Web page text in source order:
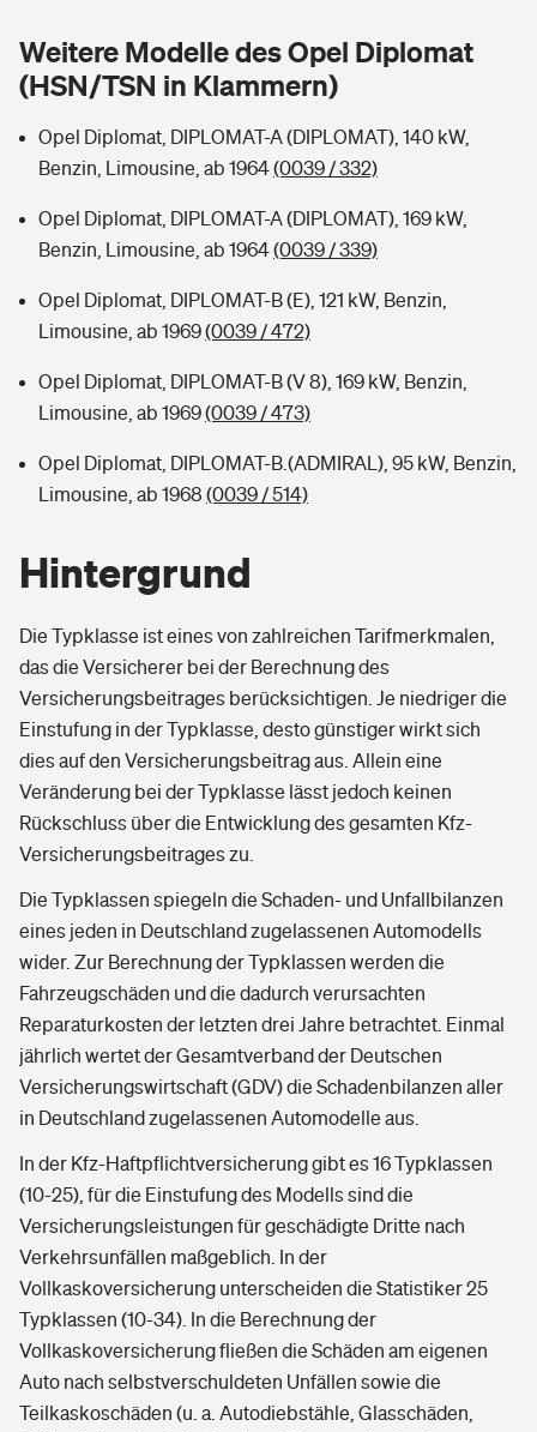
Wer versichert was: Jetzt Versicherer finden
Sie haben Fragen?
Musikinstrumentenversicherung
Zur Übersicht
Tools
Kinderunfall-Check: Mehr Sicherheit für deine Kids
Sie haben Fragen?
Weitere Modelle des Opel Diplomat
(HSN/TSN in Klammern)
Opel Diplomat, DIPLOMAT-A (DIPLOMAT), 140 kW,
Benzin, Limousine, ab 1964(0039 / 332)
Opel Diplomat, DIPLOMAT-A (DIPLOMAT), 169 kW,
Benzin, Limousine, ab 1964(0039 / 339)
Opel Diplomat, DIPLOMAT-B (E), 121 kW, Benzin,
Limousine, ab 1969(0039 / 472)
Opel Diplomat, DIPLOMAT-B (V 8), 169 kW, Benzin,
Limousine, ab 1969(0039 / 473)
Opel Diplomat, DIPLOMAT-B.(ADMIRAL), 95 kW, Benzin,
Limousine, ab 1968 (0039 / 514)
Hintergrund
Die Typklasse ist eines von zahlreichen Tarifmerkmalen,
das die Versicherer bei der Berechnung des
Versicherungsbeitrages berücksichtigen. Je niedriger die
Einstufung in der Typklasse, desto günstiger wirkt sich
dies auf den Versicherungsbeitrag aus. Allein eine
Veränderung bei der Typklasse lässt jedoch keinen
Rückschluss über die Entwicklung des gesamten Kfz-
Versicherungsbeitrages zu.
Die Typklassen spiegeln die Schaden- und Unfallbilanzen
eines jeden in Deutschland zugelassenen Automodells
wider. Zur Berechnung der Typklassen werden die
Fahrzeugschäden und die dadurch verursachten
Reparaturkosten der letzten drei Jahre betrachtet. Einmal
jährlich wertet der Gesamtverband der Deutschen
Versicherungswirtschaft (GDV) die Schadenbilanzen aller
in Deutschland zugelassenen Automodelle aus.
In der Kfz-Haftpflichtversicherung gibt es 16 Typklassen
(10-25), für die Einstufung des Modells sind die
Versicherungsleistungen für geschädigte Dritte nach
Verkehrsunfällen maßgeblich. In der
Vollkaskoversicherung unterscheiden die Statistiker 25
Typklassen (10-34). In die Berechnung der
Vollkaskoversicherung fließen die Schäden am eigenen
Auto nach selbstverschuldeten Unfällen sowie die
Teilkaskoschäden (u. a. Autodiebstähle, Glasschäden,